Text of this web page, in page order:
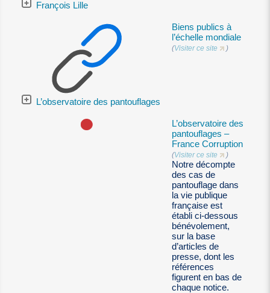
François Lille
Biens publics à
l’échelle mondiale
(Visiter ce site )
L’observatoire des pantouflages
L’observatoire des
pantouflages –
France Corruption
(Visiter ce site )
Notre décompte
des cas de
pantouflage dans
la vie publique
française est
établi ci-dessous
bénévolement,
sur la base
d’articles de
presse, dont les
références
figurent en bas de
chaque notice.